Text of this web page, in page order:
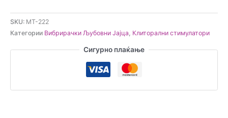
SKU: MT-222
Категории Вибрирачки Љубовни Јајца, Клиторални стимулатори
Сигурно плаќање